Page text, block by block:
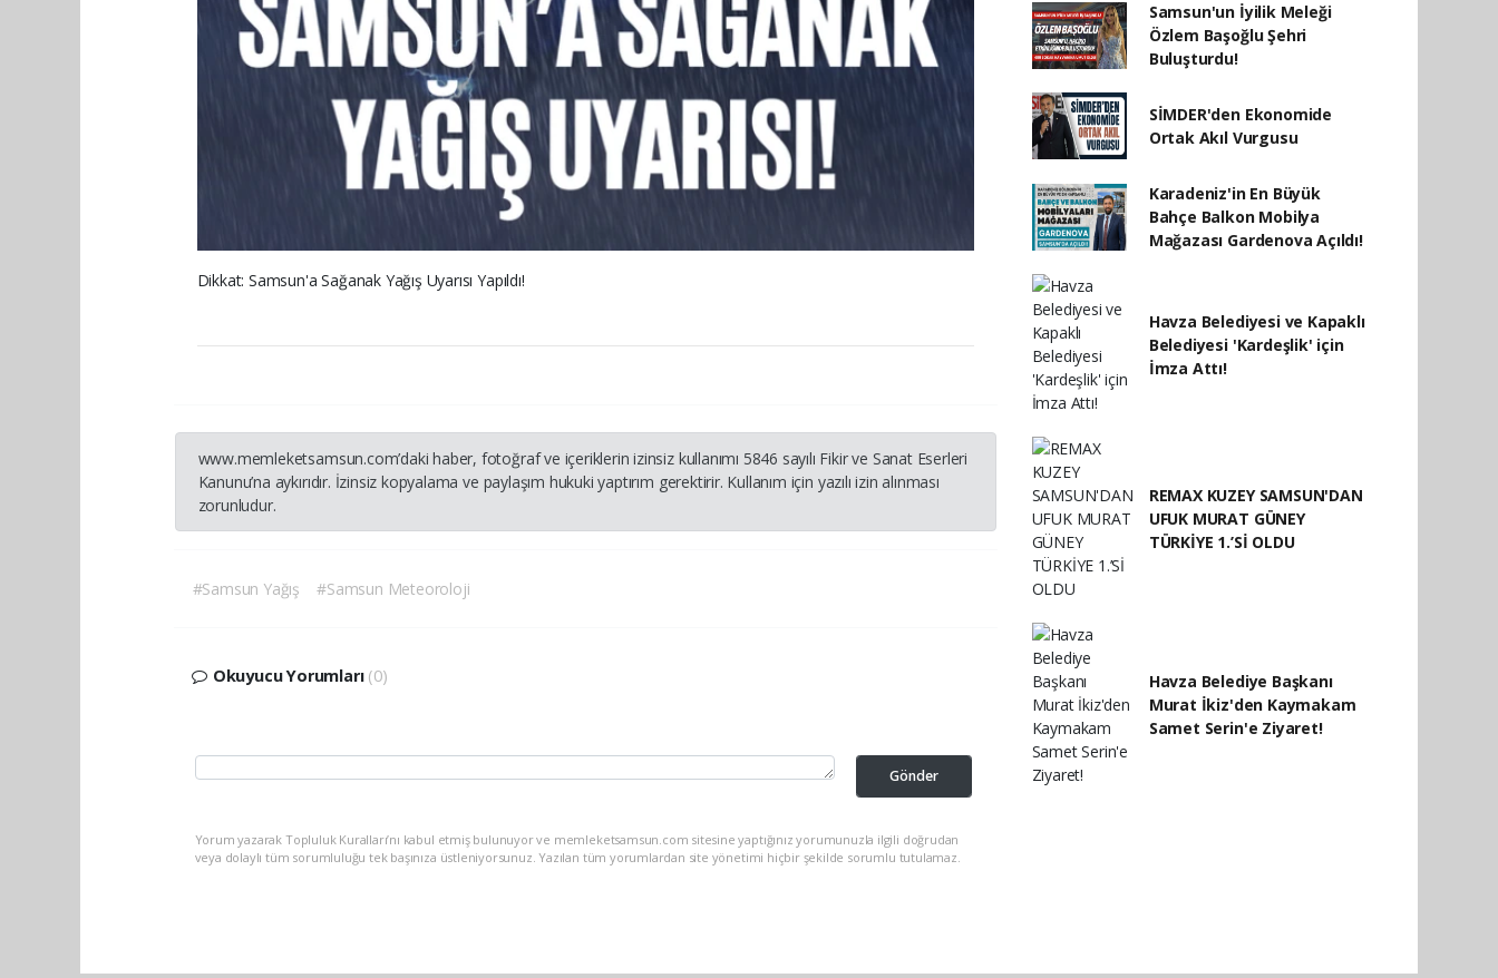
Dikkat: Samsun'a Sağanak Yağış Uyarısı Yapıldı!
www.memleketsamsun.com’daki haber, fotoğraf ve içeriklerin izinsiz kullanımı 5846 sayılı Fikir ve Sanat Eserleri
Kanunu’na aykırıdır. İzinsiz kopyalama ve paylaşım hukuki yaptırım gerektirir. Kullanım için yazılı izin alınması
zorunludur.
#Samsun Yağış #Samsun Meteoroloji
Okuyucu Yorumları (0)
Gönder
Yorum yazarak Topluluk Kuralları’nı kabul etmiş bulunuyor ve memleketsamsun.com sitesine yaptığınız yorumunuzla ilgili doğrudan
veya dolaylı tüm sorumluluğu tek başınıza üstleniyorsunuz. Yazılan tüm yorumlardan site yönetimi hiçbir şekilde sorumlu tutulamaz.
Samsun'un İyilik Meleği
Özlem Başoğlu Şehri
Buluşturdu!
SİMDER'den Ekonomide
Ortak Akıl Vurgusu
Karadeniz'in En Büyük
Bahçe Balkon Mobilya
Mağazası Gardenova Açıldı!
Havza Belediyesi ve Kapaklı
Belediyesi 'Kardeşlik' için
İmza Attı!
REMAX KUZEY SAMSUN'DAN
UFUK MURAT GÜNEY
TÜRKİYE 1.’Sİ OLDU
Havza Belediye Başkanı
Murat İkiz'den Kaymakam
Samet Serin'e Ziyaret!